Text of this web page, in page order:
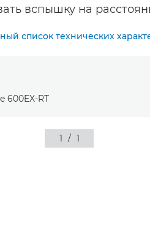
вспышку на
список технических
1 / 1